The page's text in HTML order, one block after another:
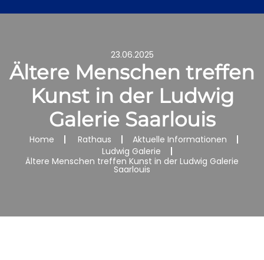
23.06.2025
Ältere Menschen treffen
Kunst in der Ludwig
Galerie Saarlouis
Home Rathaus
Aktuelle Informationen
Ludwig Galerie
Ältere Menschen treffen Kunst in der Ludwig Galerie
Saarlouis